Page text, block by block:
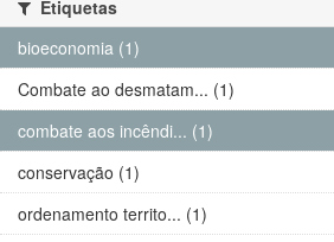
Etiquetas
bioeconomia (1)
Combate ao desmatam... (1)
combate aos incêndi... (1)
conservação (1)
ordenamento territo... (1)